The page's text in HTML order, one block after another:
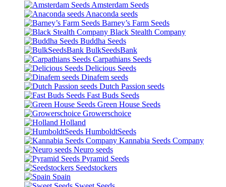
Amsterdam Seeds
Anaconda seeds
Barney’s Farm Seeds
Black Stealth Company
Buddha Seeds
BulkSeedsBank
Carpathians Seeds
Delicious Seeds
Dinafem seeds
Dutch Passion seeds
Fast Buds Seeds
Green House Seeds
Growerschoice
Holland
HumboldtSeeds
Kannabia Seeds Company
Neuro seeds
Pyramid Seeds
Seedstockers
Spain